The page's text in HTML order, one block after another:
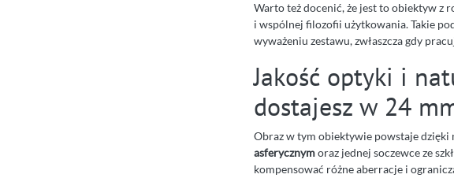
Warto też docenić, że jest to obiektyw z
i wspólnej filozofii użytkowania. Takie
wyważeniu zestawu, zwłaszcza gdy
Jakość optyki i
dostajesz w 24
Obraz w tym obiektywie powstaje dzięki
asferycznymoraz jednej soczewce ze
kompensować różne aberracje i